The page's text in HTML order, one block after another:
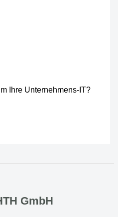
Ihre Unternehmens-IT?
GmbH